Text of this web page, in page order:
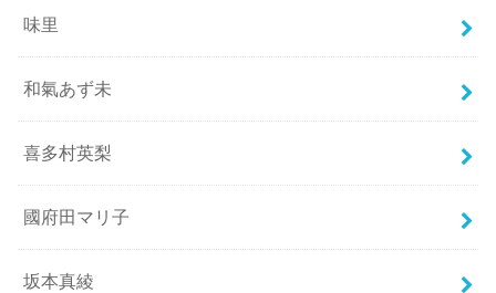
味里
和氣あず未
喜多村英梨
國府田マリ子
坂本真綾